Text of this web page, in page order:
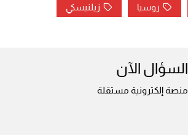
روسيا زيلنيسكي
السؤال الآن
منصة إلكترونية مستقلة